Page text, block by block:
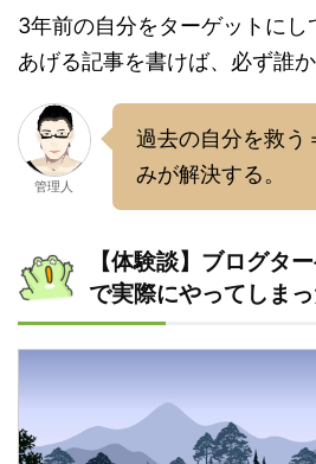
3年前の自分をターゲットにし
あげる記事を書けば、必ず誰
管理人
過去の自分を救う
みが解決する。
【体験談】ブログタ
で実際にやってしま